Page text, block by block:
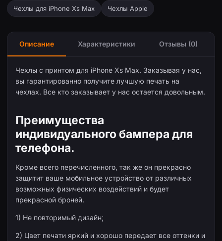
Чехлы для iPhone Xs Max Чехлы Apple
Описание Характеристики Отзывы (0)
Чехлы с принтом для iPhone Xs Max. Заказывая у нас,
вы гарантированно получите лучшую печать на
чехлах. Все кто заказывает у нас остается довольным.
Преимущества
индивидуального бампера для
телефона.
Кроме всего перечисленного, так же он прекрасно
защитит ваше мобильное устройство от различных
возможных физических воздействий и будет
прекрасной броней.
1) Не повторимый дизайн;
2) Цвет печати яркий и хорошо передает все оттенки и